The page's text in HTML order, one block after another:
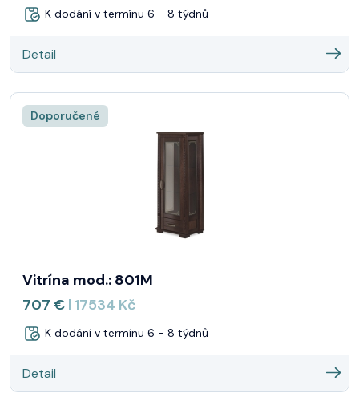
K dodání v termínu 6 - 8 týdnů
Detail
Doporučené
Vitrína mod.: 801M
707 € | 17534 Kč
K dodání v termínu 6 - 8 týdnů
Detail